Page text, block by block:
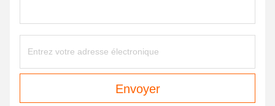
Envoyer